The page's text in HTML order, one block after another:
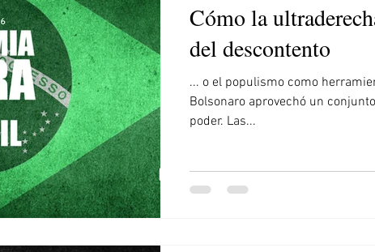
Cómo la
del descontento
... o el populismo como
Bolsonaro aprovechó un
poder. Las...